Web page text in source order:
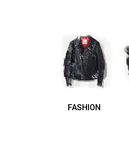
FASHION